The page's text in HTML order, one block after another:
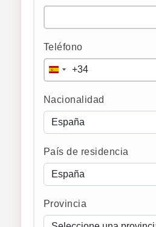
Teléfono
Spain+34
Nacionalidad
País de residencia
Provincia